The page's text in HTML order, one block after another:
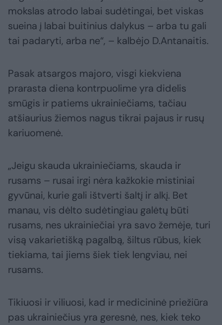
mokslas atrodo labai sudėtingai, bet viskas
sueina į labai buitinius dalykus – arba tu gali
tai padaryti, arba ne“, – kalbėjo D.Antanaitis.
Pasak atsargos majoro, visgi kiekviena
prarasta diena kontrpuolime yra didelis
smūgis ir patiems ukrainiečiams, tačiau
atšiaurius žiemos nagus tikrai pajaus ir rusų
kariuomenė.
„Jeigu skauda ukrainiečiams, skauda ir
rusams – rusai irgi nėra kažkokie mistiniai
gyvūnai, kurie gali ištverti šaltį ir alkį. Bet
manau, vis dėlto sudėtingiau galėtų būti
rusams, nes ukrainiečiai yra savo žemėje, turi
visą vakarietišką pagalbą, šiltus rūbus, kiek
tiekiama, tai jiems šiek tiek lengviau, nei
rusams.
Tikiuosi ir viliuosi, kad ir medicininė priežiūra
pas ukrainiečius yra geresnė, nes, kiek teko